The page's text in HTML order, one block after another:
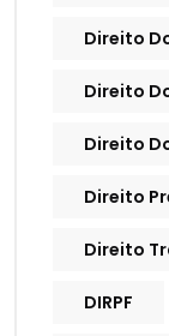
Direito
Direito
Direito
Direito
Direito
DIRPF